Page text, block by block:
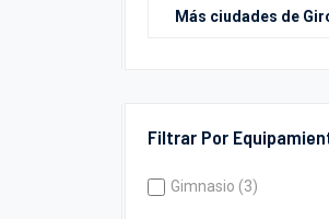
Filtrar Por
Gimnasio (3)